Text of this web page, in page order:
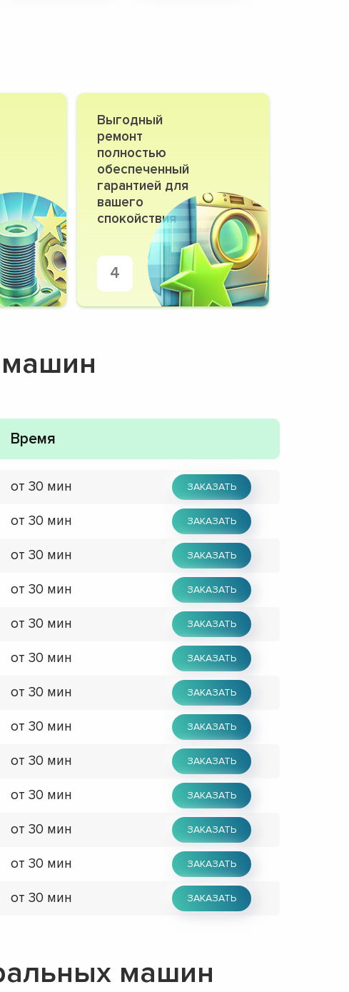
Выгодный
ремонт
полностью
обеспеченный
гарантией для
вашего
спокойствия
4
Время
от 30 мин ЗАКАЗАТЬ
от 30 мин ЗАКАЗАТЬ
от 30 мин ЗАКАЗАТЬ
от 30 мин ЗАКАЗАТЬ
от 30 мин ЗАКАЗАТЬ
от 30 мин ЗАКАЗАТЬ
от 30 мин ЗАКАЗАТЬ
от 30 мин ЗАКАЗАТЬ
от 30 мин ЗАКАЗАТЬ
от 30 мин ЗАКАЗАТЬ
от 30 мин ЗАКАЗАТЬ
от 30 мин ЗАКАЗАТЬ
от 30 мин ЗАКАЗАТЬ
машин